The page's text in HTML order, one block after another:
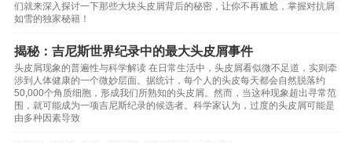
们就来深入探讨一下那些大块头皮屑背后的秘密，让你不再尴尬，掌握对抗屑
如雪的独家秘籍！
揭秘：吉尼斯世界纪录中的最大头皮屑事件
头皮屑现象的普遍性与科学解读 在日常生活中，头皮屑看似微不足道，实则牵
涉到人体健康的一个微妙层面。据统计，每个人的头皮每天都会自然脱落约
50,000个角质细胞，形成我们所熟知的头皮屑。然而，当这种现象超出寻常范
围，就可能成为一项吉尼斯纪录的候选者。科学家认为，过度的头皮屑可能是
由多种因素导致